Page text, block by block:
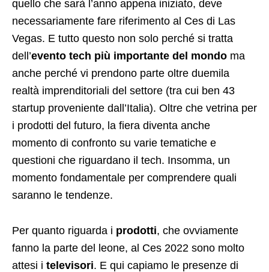
quello che sarà l’anno appena iniziato, deve
necessariamente fare riferimento al Ces di Las
Vegas. E tutto questo non solo perché si tratta
dell’evento tech più importante del mondo ma
anche perché vi prendono parte oltre duemila
realtà imprenditoriali del settore (tra cui ben 43
startup proveniente dall’Italia). Oltre che vetrina per
i prodotti del futuro, la fiera diventa anche
momento di confronto su varie tematiche e
questioni che riguardano il tech. Insomma, un
momento fondamentale per comprendere quali
saranno le tendenze.
Per quanto riguarda i prodotti, che ovviamente
fanno la parte del leone, al Ces 2022 sono molto
attesi i televisori. E qui capiamo le presenze di